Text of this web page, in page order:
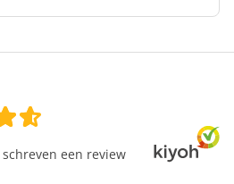
schreven een review